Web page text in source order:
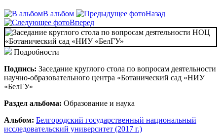
В альбом
Назад
Вперед
Подробности
Подпись: Заседание круглого стола по вопросам деятельности
научно-образовательного центра «Ботанический сад «НИУ
«БелГУ»
Раздел альбома: Образование и наука
Альбом: Белгородский государственный национальный
исследовательский университет (2017 г.)